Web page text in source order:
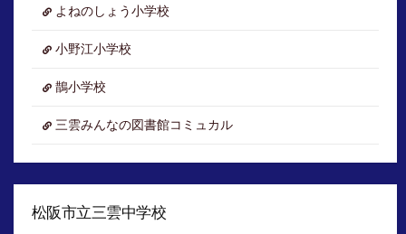
よねのしょう小学校
小野江小学校
鵲小学校
三雲みんなの図書館コミュカル
松阪市立三雲中学校